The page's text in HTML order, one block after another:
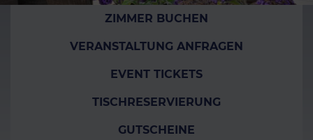
ZIMMER BUCHEN
VERANSTALTUNG ANFRAGEN
EVENT TICKETS
TISCHRESERVIERUNG
GUTSCHEINE